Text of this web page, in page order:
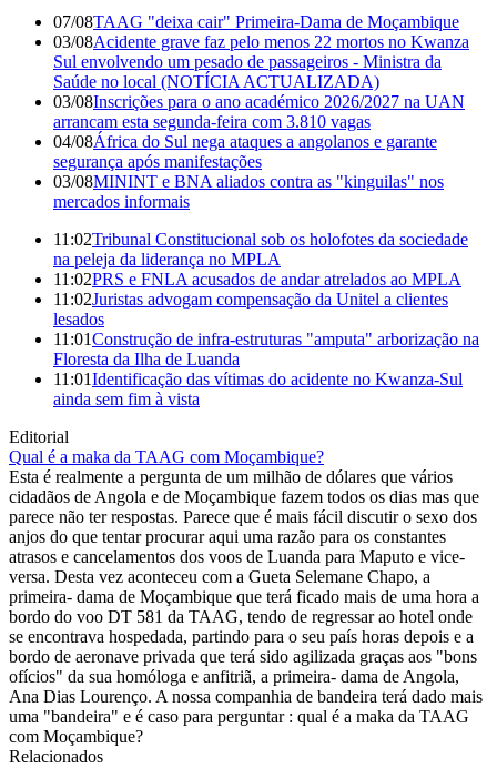
07/08TAAG "deixa cair" Primeira-Dama de Moçambique
03/08Acidente grave faz pelo menos 22 mortos no Kwanza
Sul envolvendo um pesado de passageiros - Ministra da
Saúde no local (NOTÍCIA ACTUALIZADA)
03/08Inscrições para o ano académico 2026/2027 na UAN
arrancam esta segunda-feira com 3.810 vagas
04/08África do Sul nega ataques a angolanos e garante
segurança após manifestações
03/08MININT e BNA aliados contra as "kinguilas" nos
mercados informais
11:02Tribunal Constitucional sob os holofotes da sociedade
na peleja da liderança no MPLA
11:02PRS e FNLA acusados de andar atrelados ao MPLA
11:02Juristas advogam compensação da Unitel a clientes
lesados
11:01Construção de infra-estruturas "amputa" arborização na
Floresta da Ilha de Luanda
11:01Identificação das vítimas do acidente no Kwanza-Sul
ainda sem fim à vista
Editorial
Qual é a maka da TAAG com Moçambique?
Esta é realmente a pergunta de um milhão de dólares que vários
cidadãos de Angola e de Moçambique fazem todos os dias mas que
parece não ter respostas. Parece que é mais fácil discutir o sexo dos
anjos do que tentar procurar aqui uma razão para os constantes
atrasos e cancelamentos dos voos de Luanda para Maputo e vice-
versa. Desta vez aconteceu com a Gueta Selemane Chapo, a
primeira- dama de Moçambique que terá ficado mais de uma hora a
bordo do voo DT 581 da TAAG, tendo de regressar ao hotel onde
se encontrava hospedada, partindo para o seu país horas depois e a
bordo de aeronave privada que terá sido agilizada graças aos "bons
ofícios" da sua homóloga e anfitriã, a primeira- dama de Angola,
Ana Dias Lourenço. A nossa companhia de bandeira terá dado mais
uma "bandeira" e é caso para perguntar : qual é a maka da TAAG
com Moçambique?
Relacionados